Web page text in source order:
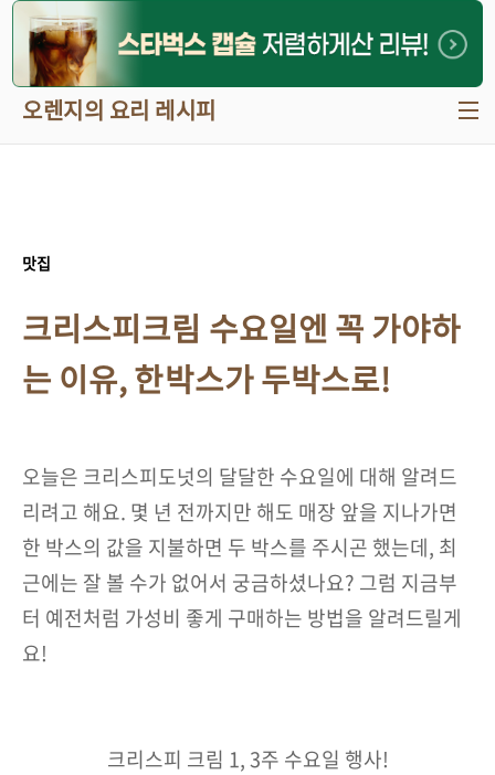
본문 바로가기
오렌지의 요리 레시피
맛집
크리스피크림 수요일엔 꼭 가야하
는 이유, 한박스가 두박스로!
오늘은 크리스피도넛의 달달한 수요일에 대해 알려드
리려고 해요. 몇 년 전까지만 해도 매장 앞을 지나가면
한 박스의 값을 지불하면 두 박스를 주시곤 했는데, 최
근에는 잘 볼 수가 없어서 궁금하셨나요? 그럼 지금부
터 예전처럼 가성비 좋게 구매하는 방법을 알려드릴게
요!
크리스피 크림 1, 3주 수요일 행사!